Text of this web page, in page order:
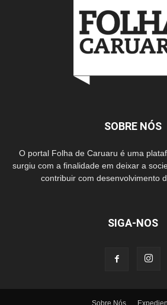
SOBRE NÓS
O portal Folha de Caruaru é uma
surgiu com a finalidade em deixar a
contribuir com desenvolvimento
SIGA-NOS